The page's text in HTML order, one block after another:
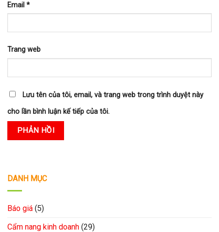
Email *
Trang web
Lưu tên của tôi, email, và trang web trong trình duyệt này
cho lần bình luận kế tiếp của tôi.
DANH MỤC
Báo giá (5)
Cẩm nang kinh doanh (29)